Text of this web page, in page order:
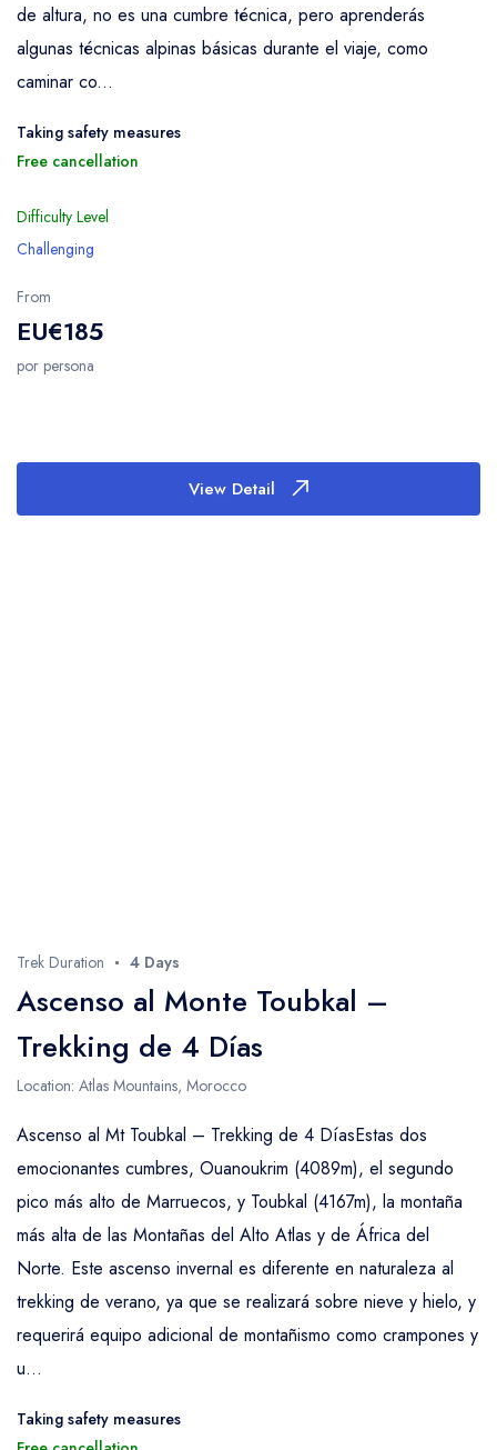
de altura, no es una cumbre técnica, pero aprenderás
algunas técnicas alpinas básicas durante el viaje, como
caminar co...
Taking safety measures
Free cancellation
Difficulty Level
Challenging
From
EU€185
por persona
View Detail
Trek Duration 4 Days
Ascenso al Monte Toubkal –
Trekking de 4 Días
Location: Atlas Mountains, Morocco
Ascenso al Mt Toubkal – Trekking de 4 DíasEstas dos
emocionantes cumbres, Ouanoukrim (4089m), el segundo
pico más alto de Marruecos, y Toubkal (4167m), la montaña
más alta de las Montañas del Alto Atlas y de África del
Norte. Este ascenso invernal es diferente en naturaleza al
trekking de verano, ya que se realizará sobre nieve y hielo, y
requerirá equipo adicional de montañismo como crampones y
u...
Taking safety measures